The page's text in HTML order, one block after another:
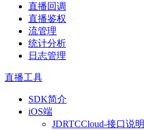
直播回调
直播鉴权
流管理
统计分析
日志管理
直播工具
SDK简介
iOS端
JDRTCCloud-接口说明